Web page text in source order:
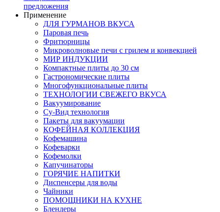
предложения
Применение
ДЛЯ ГУРМАНОВ ВКУСА
Паровая печь
Фритюрницы
Микроволновые печи с грилем и конвекцией
МИР ИНДУКЦИИ
Компактные плиты до 30 см
Гастрономические плиты
Многофункциональные плиты
ТЕХНОЛОГИИ СВЕЖЕГО ВКУСА
Вакуумирование
Су-Вид технология
Пакеты для вакуумации
КОФЕЙНАЯ КОЛЛЕКЦИЯ
Кофемашина
Кофеварки
Кофемолки
Капучинаторы
ГОРЯЧИЕ НАПИТКИ
Диспенсеры для воды
Чайники
ПОМОЩНИКИ НА КУХНЕ
Блендеры